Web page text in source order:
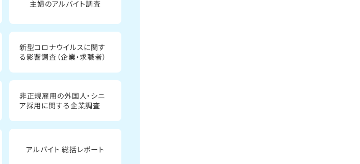
主婦のアルバイト調査
新型コロナウイルスに関す
る影響調査（企業・求職者）
非正規雇用の外国人・シニ
ア採用に関する企業調査
アルバイト 総括レポート